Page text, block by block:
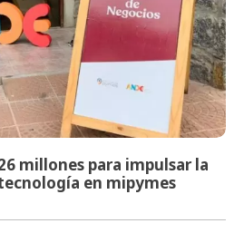
millones para impulsar la
en mipymes